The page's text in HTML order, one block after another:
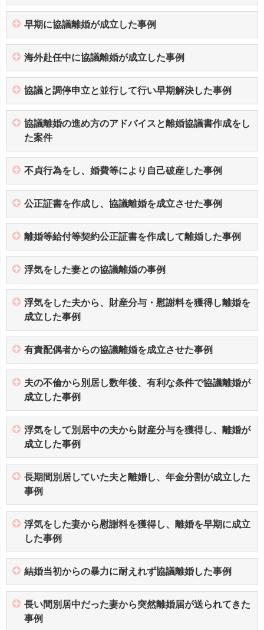
早期に協議離婚が成立した事例
海外赴任中に協議離婚が成立した事例
協議と調停申立と並行して行い早期解決した事例
協議離婚の進め方のアドバイスと離婚協議書作成をし
た案件
不貞行為をし、婚費等により自己破産した事例
公正証書を作成し、協議離婚を成立させた事例
離婚等給付等契約公正証書を作成して離婚した事例
浮気をした妻との協議離婚の事例
浮気をした夫から、財産分与・慰謝料を獲得し離婚を
成立した事例
有責配偶者からの協議離婚を成立させた事例
夫の不倫から別居し数年後、有利な条件で協議離婚が
成立した事例
浮気をして別居中の夫から財産分与を獲得し、離婚が
成立した事例
長期間別居していた夫と離婚し、年金分割が成立した
事例
浮気をした妻から慰謝料を獲得し、離婚を早期に成立
した事例
結婚当初からの暴力に耐えれず協議離婚した事例
長い間別居中だった妻から突然離婚届が送られてきた
事例